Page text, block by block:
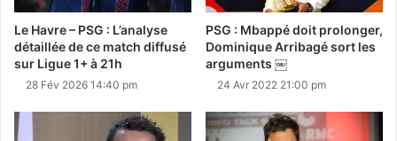
Le Havre – PSG : L’analyse
détaillée de ce match diffusé
sur Ligue 1+ à 21h
28 Fév 2026 14:40 pm
PSG : Mbappé doit prolonger,
Dominique Arribagé sort les
arguments ￼
24 Avr 2022 21:00 pm